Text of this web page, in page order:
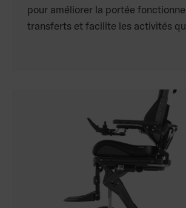
pour améliorer la portée
transferts et facilite les activités